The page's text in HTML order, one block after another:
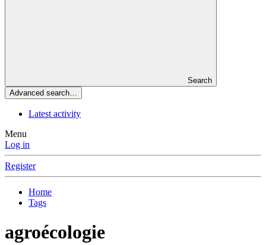
Search
Advanced search…
Latest activity
Menu
Log in
Register
Home
Tags
agroécologie